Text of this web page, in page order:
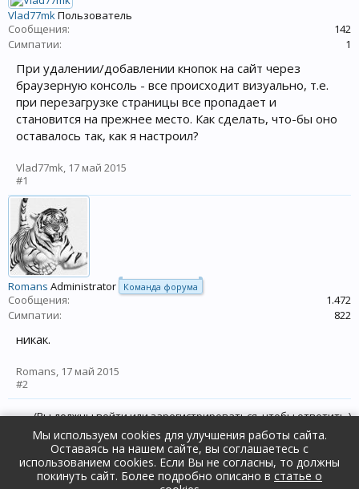
Vlad77mkПользователь
Сообщения:
142
Симпатии:
1
При удалении/добавлении кнопок на сайт через
браузерную консоль - все происходит визуально, т.е.
при перезагрузке страницы все пропадает и
становится на прежнее место. Как сделать, что-бы оно
оставалось так, как я настроил?
Vlad77mk, 17 май 2015
#1
Romans Administrator Команда форума
Сообщения:
1.472
Симпатии:
822
никак.
Romans, 17 май 2015
#2
(Вы должны войти или зарегистрироваться, чтобы ответить.)
Форум
Поддержка и ответы на вопросы
Общие вопросы
Мы используем cookies для улучшения работы сайта.
Оставаясь на нашем сайте, вы соглашаетесь с
использованием cookies. Если Вы не согласны, то должны
покинуть сайт. Более подробно описано в статье о